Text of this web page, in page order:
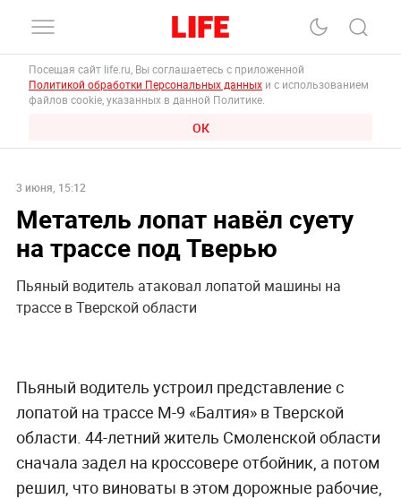
Посещая сайт life.ru, Вы соглашаетесь с приложенной
Политикой обработки Персональных данных и с использованием
файлов cookie, указанных в данной Политике.
ОК
3 июня, 15:12
Метатель лопат навёл суету
на трассе под Тверью
Пьяный водитель атаковал лопатой машины на
трассе в Тверской области
Пьяный водитель устроил представление с
лопатой на трассе М-9 «Балтия» в Тверской
области. 44-летний житель Смоленской области
сначала задел на кроссовере отбойник, а потом
решил, что виноваты в этом дорожные рабочие,